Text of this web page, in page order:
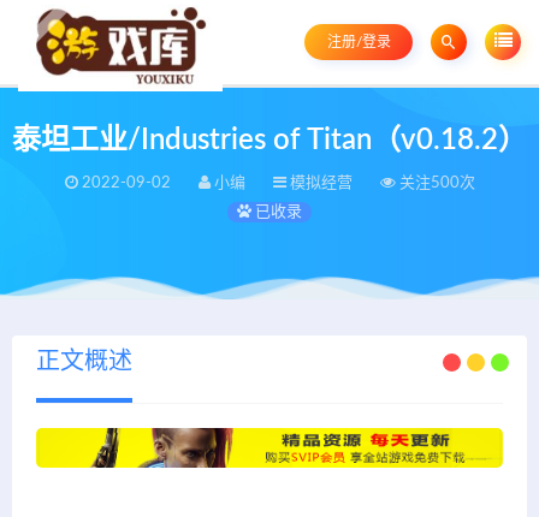
注册/登录
泰坦工业/Industries of Titan（v0.18.2）
2022-09-02 小编 模拟经营
关注500次
已收录
正文概述